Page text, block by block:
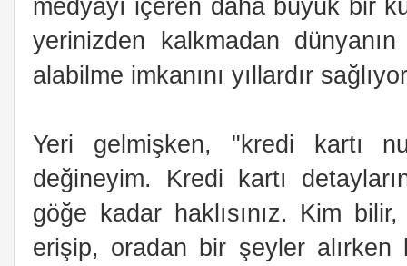
yerinizden kalkmadan
alabilme imkanını yıllardır
Yeri gelmişken, "kredi kartı
değineyim. Kredi kartı
göğe kadar haklısınız. Kim
erişip, oradan bir şeyler alırken